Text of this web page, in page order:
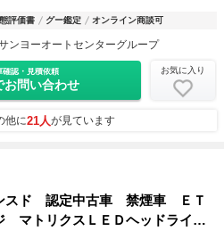
評価書 グー鑑定 オンライン商談可
ンヨーオートセンターグループ
確認・見積依頼
お問い合わせ
お気に入り
他に21人が見ています
スド 認定中古車 禁煙車 ＥＴ
マトリクスＬＥＤヘッドライ